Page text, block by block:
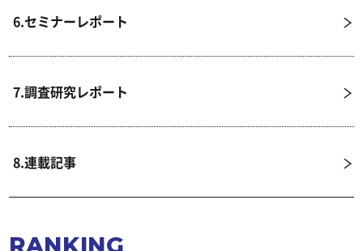
6.セミナーレポート
7.調査研究レポート
8.連載記事
RANKING